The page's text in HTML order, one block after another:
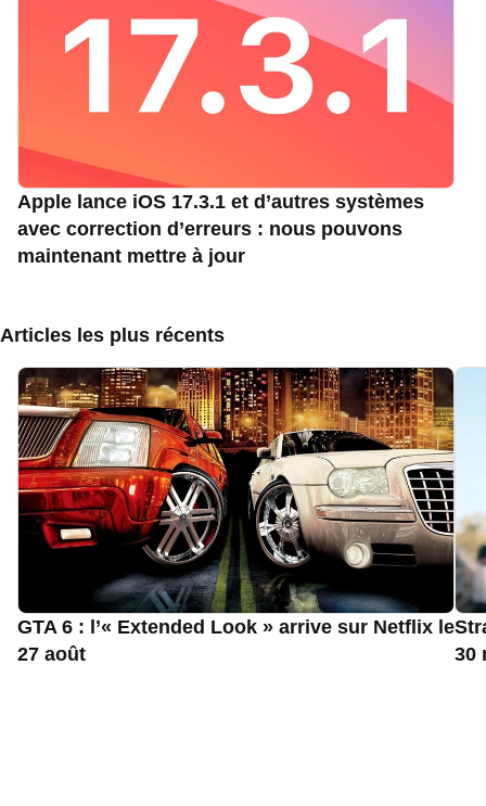
Apple lance iOS 17.3.1 et d’autres systèmes
avec correction d’erreurs : nous pouvons
maintenant mettre à jour
Articles les plus récents
GTA 6 : l’« Extended Look » arrive sur Netflix le
27 août
30